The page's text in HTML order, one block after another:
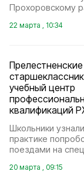
Прохоровскому
22 марта , 10:34
Прелестненские
учебный центр
квалификаций
Школьники
практике
поездами на
20 марта , 09:15